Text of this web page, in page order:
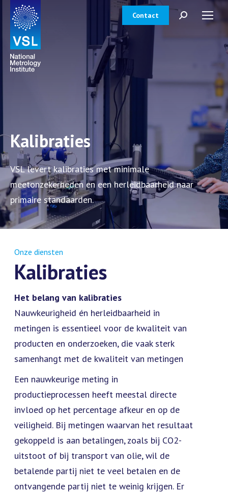
Contact Zoeken:
Kalibraties
VSL levert kalibraties met minimale
meetonzekerheden en een herleidbaarheid naar
primaire standaarden.
Onze diensten
Kalibraties
Het belang van kalibraties
Nauwkeurigheid én herleidbaarheid in
metingen is essentieel voor de kwaliteit van
producten en onderzoeken, die vaak sterk
samenhangt met de kwaliteit van metingen
Een nauwkeurige meting in
productieprocessen heeft meestal directe
invloed op het percentage afkeur en op de
veiligheid. Bij metingen waarvan het resultaat
gekoppeld is aan betalingen, zoals bij CO2-
uitstoot of bij transport van olie, wil de
betalende partij niet te veel betalen en de
ontvangende partij niet te weinig krijgen. Er